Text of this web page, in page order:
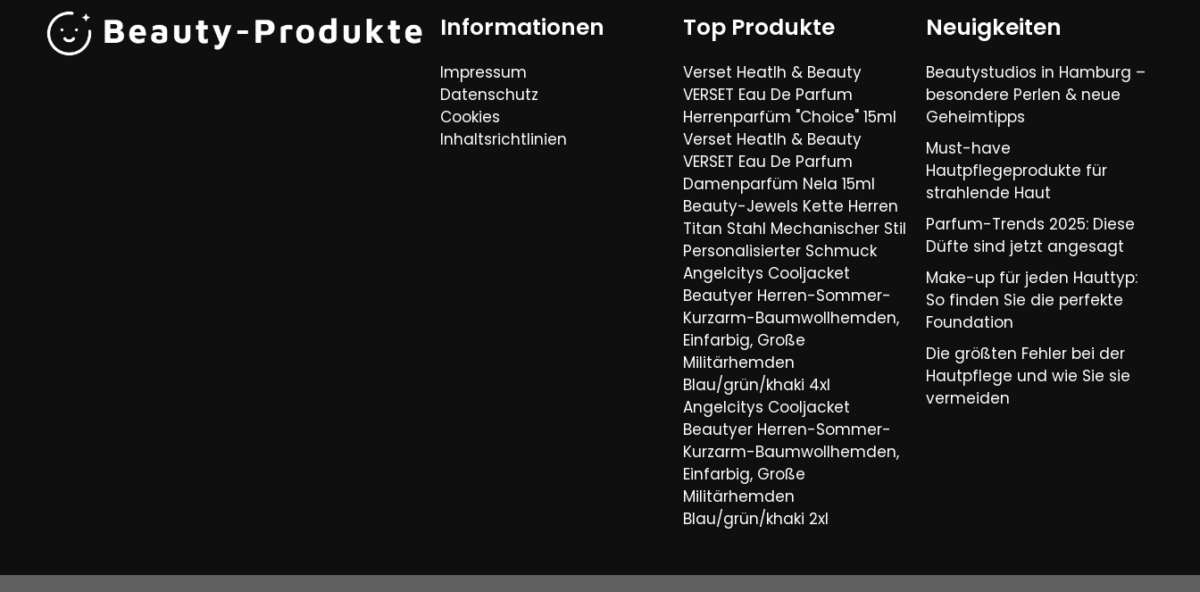
Informationen
Impressum
Datenschutz
Cookies
Inhaltsrichtlinien
Top Produkte
Verset Heatlh & Beauty
VERSET Eau De Parfum
Herrenparfüm "Choice" 15ml
Verset Heatlh & Beauty
VERSET Eau De Parfum
Damenparfüm Nela 15ml
Beauty-Jewels Kette Herren
Titan Stahl Mechanischer Stil
Personalisierter Schmuck
Angelcitys Cooljacket
Beautyer Herren-Sommer-
Kurzarm-Baumwollhemden,
Einfarbig, Große
Militärhemden
Blau/grün/khaki 4xl
Angelcitys Cooljacket
Beautyer Herren-Sommer-
Kurzarm-Baumwollhemden,
Einfarbig, Große
Militärhemden
Blau/grün/khaki 2xl
Neuigkeiten
Beautystudios in Hamburg –
besondere Perlen & neue
Geheimtipps
Must-have
Hautpflegeprodukte für
strahlende Haut
Parfum-Trends 2025: Diese
Düfte sind jetzt angesagt
Make-up für jeden Hauttyp:
So finden Sie die perfekte
Foundation
Die größten Fehler bei der
Hautpflege und wie Sie sie
vermeiden